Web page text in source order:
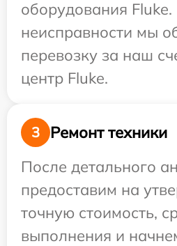
оборудования
неисправности мы
перевозку за наш
центр Fluke.
3
Ремонт техники
После детального
предоставим на
точную стоимость,
выполнения и